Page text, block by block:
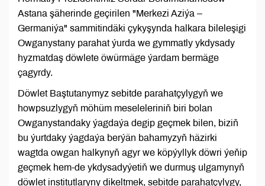
Astana şäherinde geçirilen "Merkezi Aziýa –
Germaniýa" sammitindäki çykyşynda halkara bileleşigi
Owganystany parahat ýurda we gymmatly ykdysady
hyzmatdaş döwlete öwürmäge ýardam bermäge
çagyrdy.
Döwlet Baştutanymyz sebitde parahatçylygyň we
howpsuzlygyň möhüm meseleleriniň biri bolan
Owganystandaky ýagdaýa degip geçmek bilen, biziň
bu ýurtdaky ýagdaýa berýän bahamyzyň häzirki
wagtda owgan halkynyň agyr we köpýyllyk döwri ýeňip
geçmek hem-de ykdysadyýetiň we durmuş ulgamynyň
döwlet institutlaryny dikeltmek, sebitde parahatçylygy,